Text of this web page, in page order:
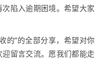
陷入逾期困境。希望大家
的”的全部分享，希望对你
留言交流。愿我们都能走